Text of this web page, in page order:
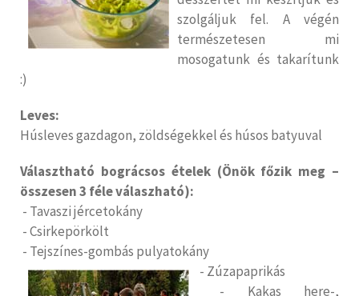
szolgáljuk fel. A végén
természetesen mi
mosogatunk és takarítunk
:)
Leves:
Húsleves gazdagon, zöldségekkel és húsos batyuval
Választható bográcsos ételek (Önök főzik meg –
összesen 3 féle válaszható):
- Tavaszi jércetokány
- Csirkepörkölt
- Tejszínes-gombás pulyatokány
- Zúzapaprikás
- Kakas here-,